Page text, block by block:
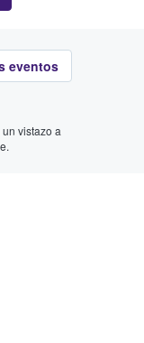
eventos
vistazo a